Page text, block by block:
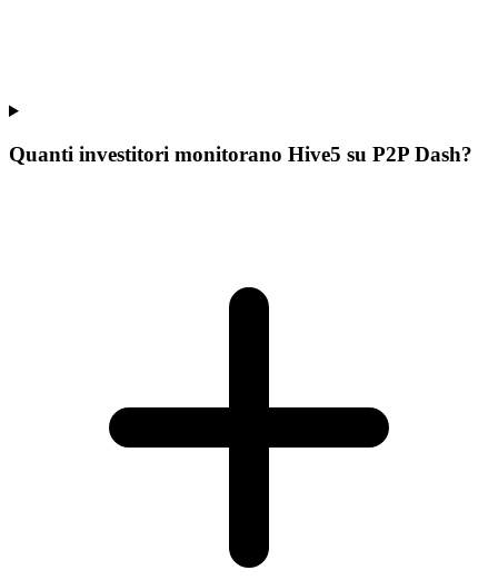
Quanti investitori monitorano Hive5 su P2P Dash?